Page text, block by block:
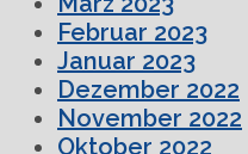
Februar 2023
Januar 2023
Dezember 2022
November 2022
Oktober 2022